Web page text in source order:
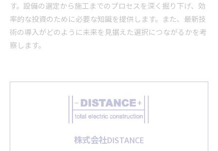
す。設備の選定から施工までのプロセスを深く掘り下げ、効
率的な投資のために必要な知識を提供します。また、最新技
術の導入がどのように未来を見据えた選択につながるかを考
察します。
株式会社DISTANCE